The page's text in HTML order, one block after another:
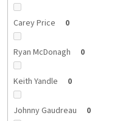
Carey Price 0
Ryan McDonagh 0
Keith Yandle 0
Johnny Gaudreau 0